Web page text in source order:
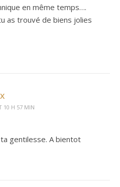
en même temps….
as trouvé de biens jolies
10 H 57 MIN
gentilesse. A bientot